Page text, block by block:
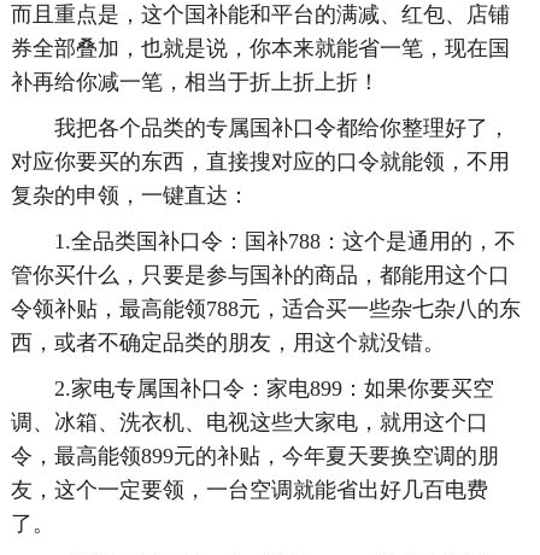
而且重点是，这个国补能和平台的满减、红包、店铺
券全部叠加，也就是说，你本来就能省一笔，现在国
补再给你减一笔，相当于折上折上折！
我把各个品类的专属国补口令都给你整理好了，
对应你要买的东西，直接搜对应的口令就能领，不用
复杂的申领，一键直达：
1.全品类国补口令：国补788：这个是通用的，不
管你买什么，只要是参与国补的商品，都能用这个口
令领补贴，最高能领788元，适合买一些杂七杂八的东
西，或者不确定品类的朋友，用这个就没错。
2.家电专属国补口令：家电899：如果你要买空
调、冰箱、洗衣机、电视这些大家电，就用这个口
令，最高能领899元的补贴，今年夏天要换空调的朋
友，这个一定要领，一台空调就能省出好几百电费
了。